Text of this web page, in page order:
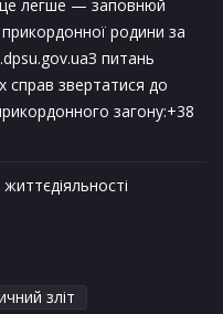
легше — заповнюй
родини за
питань
справ звертатися до
загону:+38
зліт